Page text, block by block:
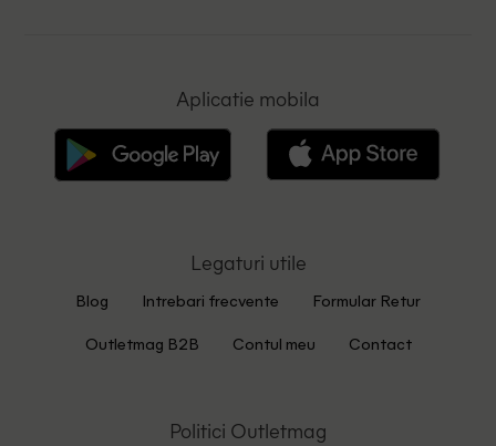
Aplicatie mobila
Legaturi utile
Blog Intrebari frecvente Formular Retur
Outletmag B2B Contul meu Contact
Politici Outletmag